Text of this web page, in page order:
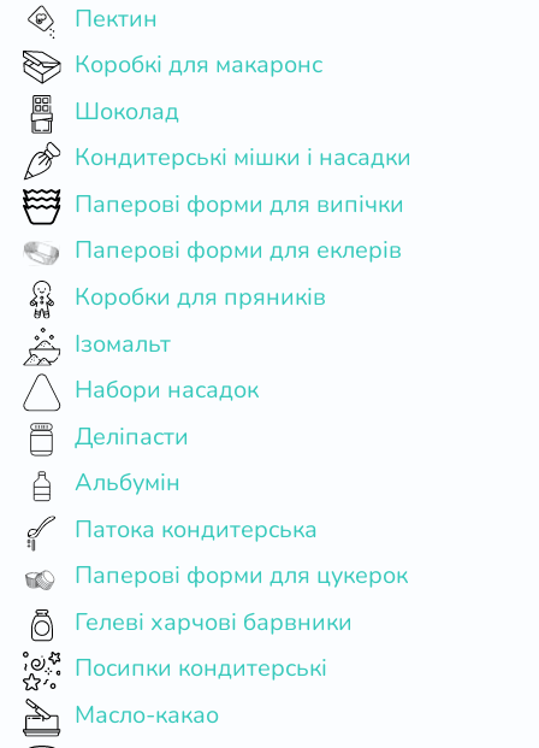
Пектин
Коробкі для макаронс
Шоколад
Кондитерські мішки і насадки
Паперові форми для випічки
Паперові форми для еклерів
Коробки для пряників
Ізомальт
Набори насадок
Деліпасти
Альбумін
Патока кондитерська
Паперові форми для цукерок
Гелеві харчові барвники
Посипки кондитерські
Масло-какао